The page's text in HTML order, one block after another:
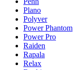
Plano
Polyver
Power Phantom
Power Pro
Raiden
Rapala
Relax